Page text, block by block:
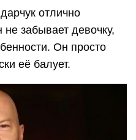
отлично
забывает девочку,
Он просто
её балует.